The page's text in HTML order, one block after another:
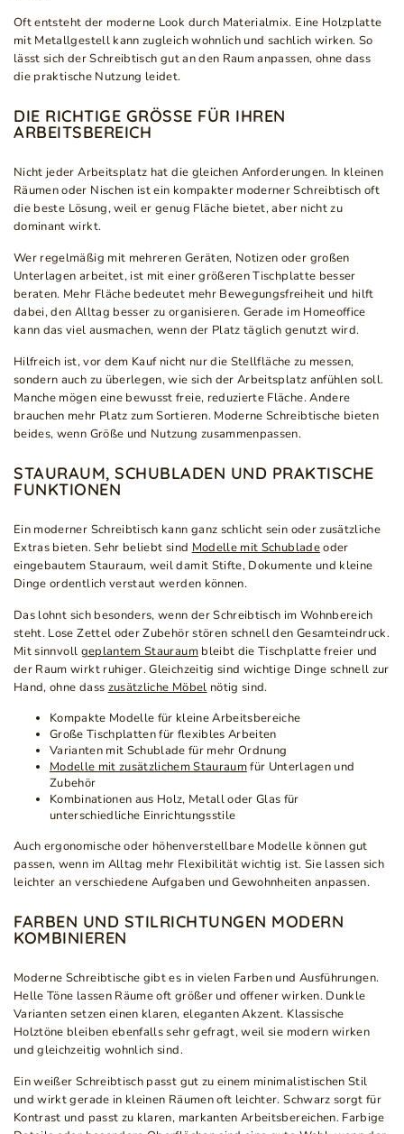
Oft entsteht der moderne Look durch Materialmix. Eine Holzplatte
mit Metallgestell kann zugleich wohnlich und sachlich wirken. So
lässt sich der Schreibtisch gut an den Raum anpassen, ohne dass
die praktische Nutzung leidet.
DIE RICHTIGE GRÖSSE FÜR IHREN A
RBEITSBEREICH
Nicht jeder Arbeitsplatz hat die gleichen Anforderungen. In kleinen
Räumen oder Nischen ist ein kompakter moderner Schreibtisch oft
die beste Lösung, weil er genug Fläche bietet, aber nicht zu
dominant wirkt.
Wer regelmäßig mit mehreren Geräten, Notizen oder großen
Unterlagen arbeitet, ist mit einer größeren Tischplatte besser
beraten. Mehr Fläche bedeutet mehr Bewegungsfreiheit und hilft
dabei, den Alltag besser zu organisieren. Gerade im Homeoffice
kann das viel ausmachen, wenn der Platz täglich genutzt wird.
Hilfreich ist, vor dem Kauf nicht nur die Stellfläche zu messen,
sondern auch zu überlegen, wie sich der Arbeitsplatz anfühlen soll.
Manche mögen eine bewusst freie, reduzierte Fläche. Andere
brauchen mehr Platz zum Sortieren. Moderne Schreibtische bieten
beides, wenn Größe und Nutzung zusammenpassen.
STAURAUM, SCHUBLADEN UND PRAKTISCHE
FUNKTIONEN
Ein moderner Schreibtisch kann ganz schlicht sein oder zusätzliche
Extras bieten. Sehr beliebt sind Modelle mit Schubladeoder
eingebautem Stauraum, weil damit Stifte, Dokumente und kleine
Dinge ordentlich verstaut werden können.
Das lohnt sich besonders, wenn der Schreibtisch im Wohnbereich
steht. Lose Zettel oder Zubehör stören schnell den Gesamteindruck.
Mit sinnvoll geplantem Stauraumbleibt die Tischplatte freier und
der Raum wirkt ruhiger. Gleichzeitig sind wichtige Dinge schnell zur
Hand, ohne dass zusätzliche Möbel nötig sind.
Kompakte Modelle für kleine Arbeitsbereiche
Große Tischplatten für flexibles Arbeiten
Varianten mit Schublade für mehr Ordnung
Modelle mit zusätzlichem Stauraumfür Unterlagen und
Zubehör
Kombinationen aus Holz, Metall oder Glas für
unterschiedliche Einrichtungsstile
Auch ergonomische oder höhenverstellbare Modelle können gut
passen, wenn im Alltag mehr Flexibilität wichtig ist. Sie lassen sich
leichter an verschiedene Aufgaben und Gewohnheiten anpassen.
FARBEN UND STILRICHTUNGEN MODERN
KOMBINIEREN
Moderne Schreibtische gibt es in vielen Farben und Ausführungen.
Helle Töne lassen Räume oft größer und offener wirken. Dunkle
Varianten setzen einen klaren, eleganten Akzent. Klassische
Holztöne bleiben ebenfalls sehr gefragt, weil sie modern wirken
und gleichzeitig wohnlich sind.
Ein weißer Schreibtisch passt gut zu einem minimalistischen Stil
und wirkt gerade in kleinen Räumen oft leichter. Schwarz sorgt für
Kontrast und passt zu klaren, markanten Arbeitsbereichen. Farbige